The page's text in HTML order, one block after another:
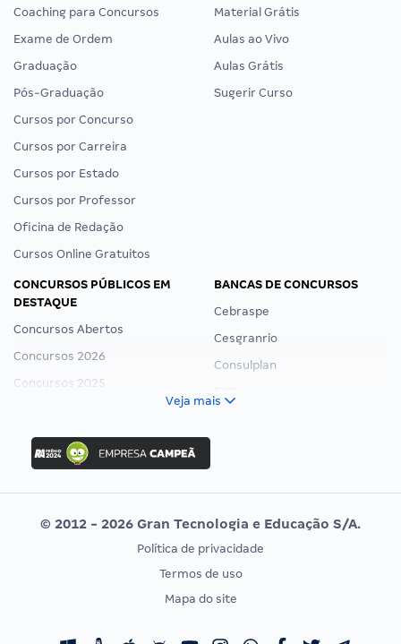
Coaching para Concursos
Exame de Ordem
Graduação
Pós-Graduação
Cursos por Concurso
Cursos por Carreira
Cursos por Estado
Cursos por Professor
Oficina de Redação
Cursos Online Gratuitos
Material Grátis
Aulas ao Vivo
Aulas Grátis
Sugerir Curso
CONCURSOS PÚBLICOS EM
DESTAQUE
Concursos Abertos
Concursos 2026
Concursos 2025
Concurso Ibama
Concurso MPU
Editais publicados
BANCAS DE CONCURSOS
Cebraspe
Cesgranrio
Consulplan
Vunesp
CONCURSOS POR PROFISSÃO
Concursos Fiscais
EXAME DE ORDEM
Calendário OAB
Veja mais
© 2012 - 2026 Gran Tecnologia e Educação S/A.
Política de privacidade
Termos de uso
Mapa do site